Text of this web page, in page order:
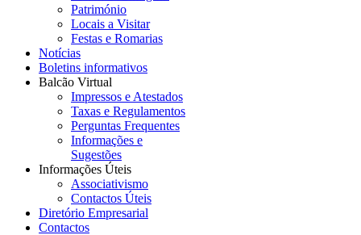
Património
Locais a Visitar
Festas e Romarias
Notícias
Boletins informativos
Balcão Virtual
Impressos e Atestados
Taxas e Regulamentos
Perguntas Frequentes
Informações e
Sugestões
Informações Úteis
Associativismo
Contactos Úteis
Diretório Empresarial
Contactos